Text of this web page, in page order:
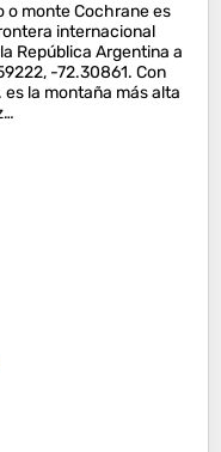
o monte Cochrane es
internacional
República Argentina a
-72.30861. Con
es la montaña más alta